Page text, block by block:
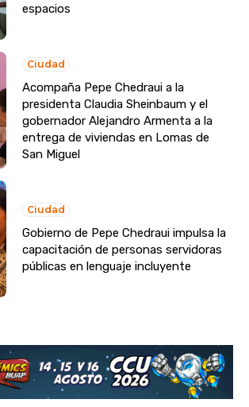
espacios
Ciudad
Acompaña Pepe Chedraui a la
presidenta Claudia Sheinbaum y el
gobernador Alejandro Armenta a la
entrega de viviendas en Lomas de
San Miguel
Ciudad
Gobierno de Pepe Chedraui impulsa la
capacitación de personas servidoras
públicas en lenguaje incluyente